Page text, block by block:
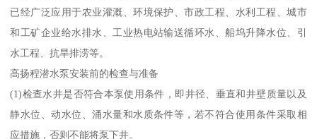
已经广泛应用于农业灌溉、环境保护、市政工程、水利工程、城市
和工矿企业给水排水、工业热电站输送循环水、船坞升降水位、引
水工程、抗旱排涝等。
高扬程潜水泵安装前的检查与准备
(1)检查水井是否符合本泵使用条件，即井径、垂直和井壁质量以及
静水位、动水位、涌水量和水质条件等，若不符合使用条件采取相
应措施，否则不能将泵下井。